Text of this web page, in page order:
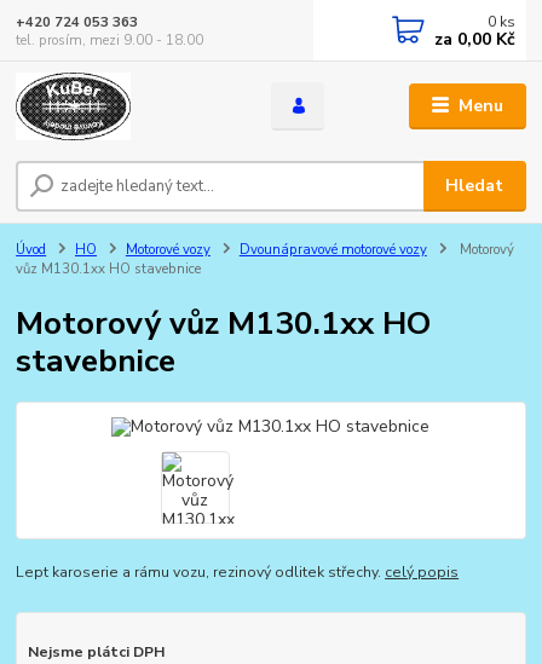
Menu
Hledat
+420 724 053 363
tel. prosím, mezi 9.00 - 18.00
0 ks
za 0,00 Kč
Úvod HO Motorové vozy Dvounápravové motorové vozy
Motorový
vůz M130.1xx HO stavebnice
Motorový vůz M130.1xx HO
stavebnice
Lept karoserie a rámu vozu, rezinový odlitek střechy. celý popis
Nejsme plátci DPH